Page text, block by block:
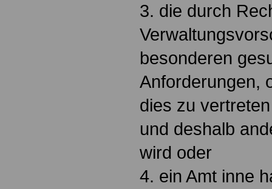
3. die durch
besonderen
Anforderungen,
dies zu
und deshalb
wird oder
4. ein Amt inne